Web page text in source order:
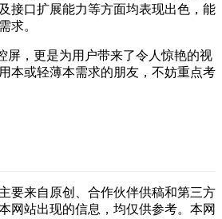
接口扩展能力等方面均表现出色，能
求。
屏，更是为用户带来了令人惊艳的视
本或轻薄本需求的朋友，不妨重点考
要来自原创、合作伙伴供稿和第三方
网站出现的信息，均仅供参考。本网